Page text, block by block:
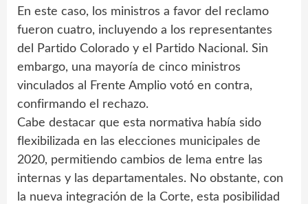
En este caso, los ministros a favor del reclamo
fueron cuatro, incluyendo a los representantes
del Partido Colorado y el Partido Nacional. Sin
embargo, una mayoría de cinco ministros
vinculados al Frente Amplio votó en contra,
confirmando el rechazo.
Cabe destacar que esta normativa había sido
flexibilizada en las elecciones municipales de
2020, permitiendo cambios de lema entre las
internas y las departamentales. No obstante, con
la nueva integración de la Corte, esta posibilidad